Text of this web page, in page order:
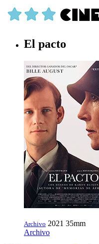
El pacto
Archivo 2021 35mm
Archivo